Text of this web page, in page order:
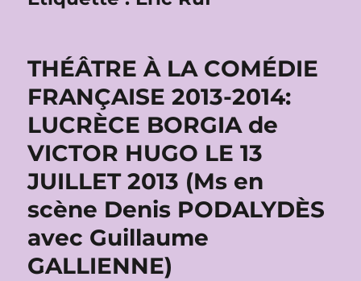
THÉÂTRE À LA COMÉDIE
FRANÇAISE 2013-2014:
LUCRÈCE BORGIA de
VICTOR HUGO LE 13
JUILLET 2013 (Ms en
scène Denis PODALYDÈS
avec Guillaume
GALLIENNE)